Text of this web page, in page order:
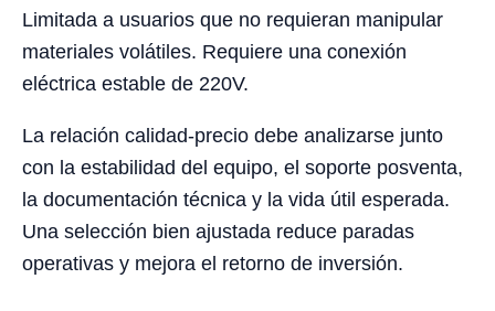
Limitada a usuarios que no requieran manipular
materiales volátiles. Requiere una conexión
eléctrica estable de 220V.
La relación calidad-precio debe analizarse junto
con la estabilidad del equipo, el soporte posventa,
la documentación técnica y la vida útil esperada.
Una selección bien ajustada reduce paradas
operativas y mejora el retorno de inversión.